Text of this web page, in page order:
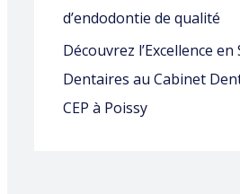
d’endodontie de qualité
Découvrez l’Excellence en
Dentaires au Cabinet
CEP à Poissy